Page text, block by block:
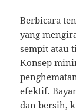
Berbicara
yang
sempit atau
Konsep
efektif.
dan bersih,